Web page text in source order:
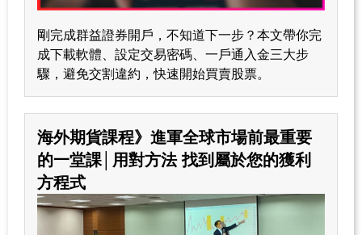
剛完成群益證券開戶，不知道下一步？本文帶你完
成下載軟體、設定交易密碼、一戶通入金三大步
驟，避免交割違約，快速開始買賣股票。
海外期貨課程》進軍全球市場前最重要
的一堂課│用對方法 找到屬於您的獲利
方程式